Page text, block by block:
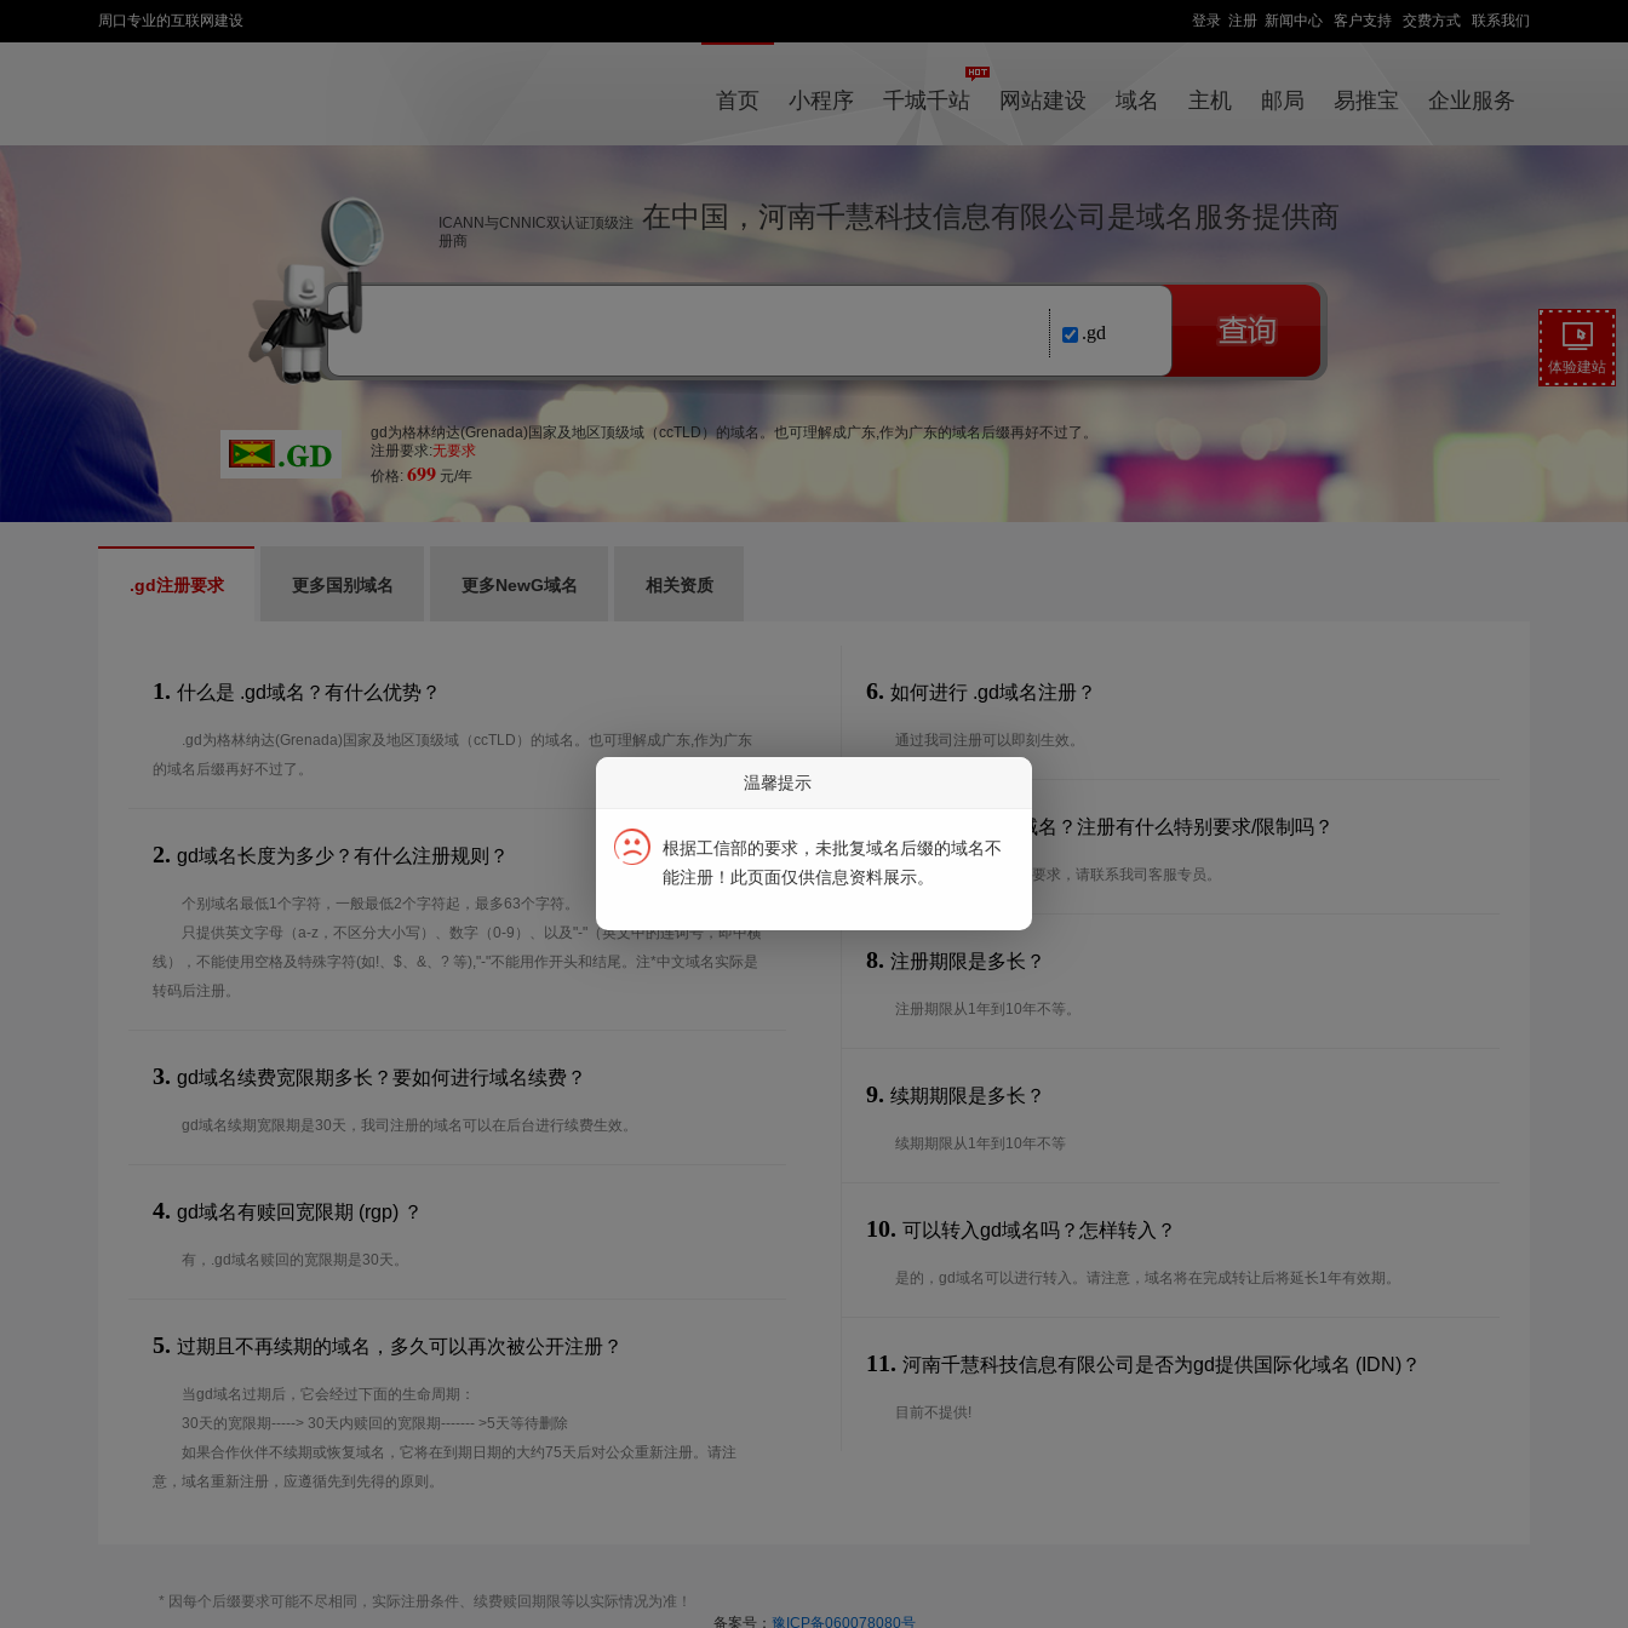
周口专业的互联网建设 登录 注册 新闻中心 客户支持 交费方式 联系我们
首页 小程序 千城千站 网站建设 域名 主机 邮局 易推宝 企业服务
ICANN与CNNIC双认证顶级注
册商
在中国，河南千慧科技信息有限公司是域名服务提供商
.gd
gd为格林纳达(Grenada)国家及地区顶级域（ccTLD）的域名。也可理解成广东,作为广东的域名后缀再好不过了。
注册要求:无要求
价格: 699 元/年
.gd注册要求 更多国别域名 更多NewG域名 相关资质
1. 什么是 .gd域名？有什么优势？
.gd为格林纳达(Grenada)国家及地区顶级域（ccTLD）的域名。也可理解成广东,作为广东
的域名后缀再好不过了。
2. gd域名长度为多少？有什么注册规则？
个别域名最低1个字符，一般最低2个字符起，最多63个字符。
只提供英文字母（a-z，不区分大小写）、数字（0-9）、以及"-"（英文中的连词号，即中横
线），不能使用空格及特殊字符(如!、$、&、? 等),"-"不能用作开头和结尾。注*中文域名实际是
转码后注册。
3. gd域名续费宽限期多长？要如何进行域名续费？
gd域名续期宽限期是30天，我司注册的域名可以在后台进行续费生效。
4. gd域名有赎回宽限期 (rgp) ？
有，.gd域名赎回的宽限期是30天。
5. 过期且不再续期的域名，多久可以再次被公开注册？
当gd域名过期后，它会经过下面的生命周期：
30天的宽限期-----> 30天内赎回的宽限期------- >5天等待删除
如果合作伙伴不续期或恢复域名，它将在到期日期的大约75天后对公众重新注册。请注
意，域名重新注册，应遵循先到先得的原则。
6. 如何进行 .gd域名注册？
通过我司注册可以即刻生效。
谁可以注册 .gd域名？注册有什么特别要求/限制吗？
想了解.gd域名的注册要求，请联系我司客服专员。
8. 注册期限是多长？
注册期限从1年到10年不等。
9. 续期期限是多长？
续期期限从1年到10年不等
10. 可以转入gd域名吗？怎样转入？
是的，gd域名可以进行转入。请注意，域名将在完成转让后将延长1年有效期。
11. 河南千慧科技信息有限公司是否为gd提供国际化域名 (IDN)？
目前不提供!
* 因每个后缀要求可能不尽相同，实际注册条件、续费赎回期限等以实际情况为准！
备案号： 豫ICP备060078080号
体验建站
温馨提示
根据工信部的要求，未批复域名后缀的域名不
能注册！此页面仅供信息资料展示。